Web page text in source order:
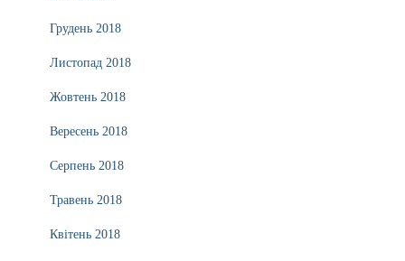
Грудень 2018
Листопад 2018
Жовтень 2018
Вересень 2018
Серпень 2018
Травень 2018
Квітень 2018